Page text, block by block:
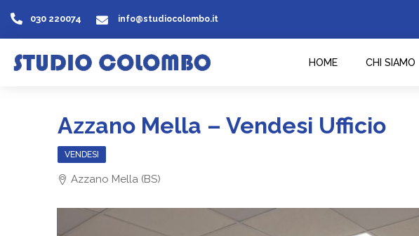
030 220074 info@studiocolombo.it
HOME CHI SIAMO
Azzano Mella – Vendesi Ufficio
VENDESI
Azzano Mella (BS)